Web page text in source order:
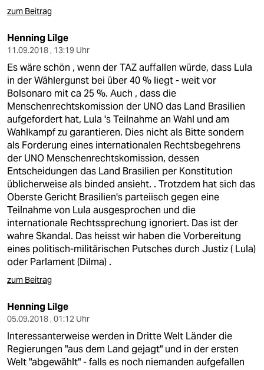
zum Beitrag
Henning Lilge
11.09.2018 , 13:19 Uhr
Es wäre schön , wenn der TAZ auffallen würde, dass Lula
in der Wählergunst bei über 40 % liegt - weit vor
Bolsonaro mit ca 25 %. Auch , dass die
Menschenrechtskomission der UNO das Land Brasilien
aufgefordert hat, Lula 's Teilnahme an Wahl und am
Wahlkampf zu garantieren. Dies nicht als Bitte sondern
als Forderung eines internationalen Rechtsbegehrens
der UNO Menschenrechtskomission, dessen
Entscheidungen das Land Brasilien per Konstitution
üblicherweise als binded ansieht. . Trotzdem hat sich das
Oberste Gericht Brasilien's parteiisch gegen eine
Teilnahme von Lula ausgesprochen und die
internationale Rechtssprechung ignoriert. Das ist der
wahre Skandal. Das heisst wir haben die Vorbereitung
eines politisch-militärischen Putsches durch Justiz ( Lula)
oder Parlament (Dilma) .
zum Beitrag
Henning Lilge
05.09.2018 , 01:12 Uhr
Interessanterweise werden in Dritte Welt Länder die
Regierungen "aus dem Land gejagt" und in der ersten
Welt "abgewählt" - falls es noch niemanden aufgefallen